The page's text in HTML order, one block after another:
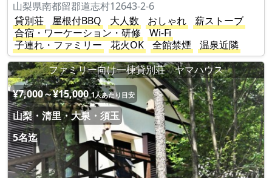
山梨県南都留郡道志村12643-2-6
貸別荘
屋根付BBQ 大人数 おしゃれ
薪ストーブ
合宿・ワーケーション・研修
Wi-Fi
子連れ・ファミリー
花火OK 全館禁煙
温泉近隣
ファミリー向け一棟貸別荘 ヤマハウス
¥7,000～¥15,000 1人あたり目安
山梨・清里・大泉・須玉
5名迄